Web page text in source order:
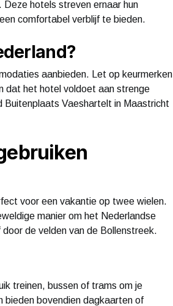
hotels streven ernaar hun
comfortabel verblijf te bieden.
aanbieden. Let op keurmerken
dat het hotel voldoet aan strenge
Buitenplaats Vaeshartelt in Maastricht
voor een vakantie op twee wielen.
manier om het Nederlandse
de velden van de Bollenstreek.
treinen, bussen of trams om je
bieden bovendien dagkaarten of